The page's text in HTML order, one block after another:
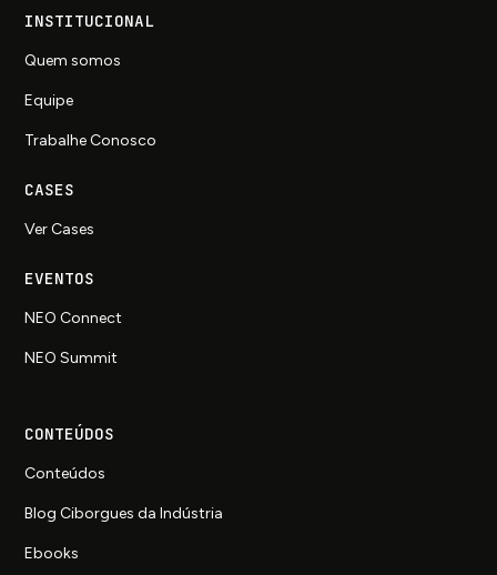
INSTITUCIONAL
Quem somos
Equipe
Trabalhe Conosco
CASES
Ver Cases
EVENTOS
NEO Connect
NEO Summit
CONTEÚDOS
Conteúdos
Blog Ciborgues da Indústria
Ebooks